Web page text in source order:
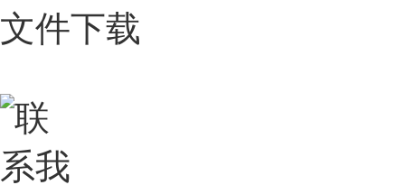
文件下载